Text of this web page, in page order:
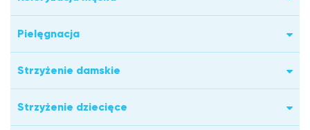
Pielęgnacja
Strzyżenie damskie
Strzyżenie dziecięce